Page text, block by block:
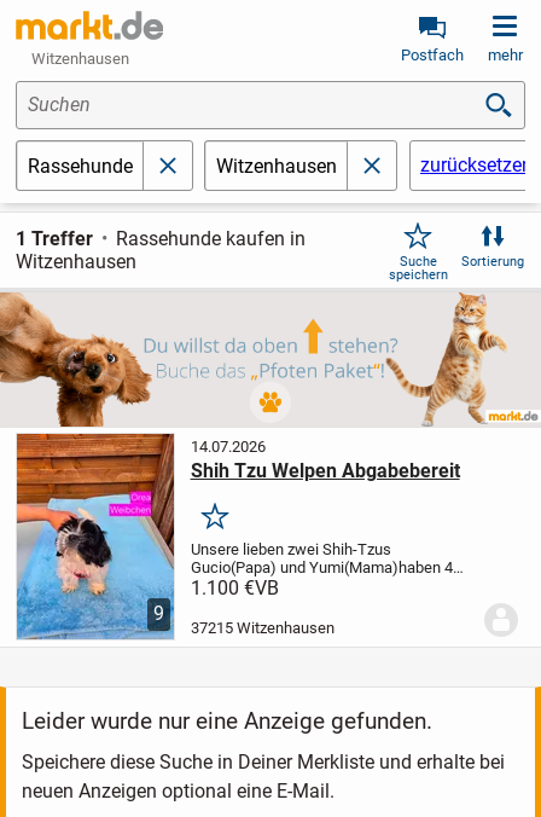
Witzenhausen Postfach mehr
Suchen
Rassehunde schließenWitzenhausen schließenzurücksetzen
1 Treffer
Rassehunde kaufen in
Witzenhausen
Suche
speichern
Sortierung
9
14.07.2026
Shih Tzu Welpen Abgabebereit
Merken
Unsere lieben zwei Shih-Tzus
Gucio(Papa) und Yumi(Mama) haben 4
wunderschöne Welpen die ein Zuhause
15.07.2026.Besuch gerne
1.100 €VB
37215 Witzenhausen
Leider wurde nur eine Anzeige gefunden.
Speichere diese Suche in Deiner Merkliste und erhalte bei
neuen Anzeigen optional eine E-Mail.